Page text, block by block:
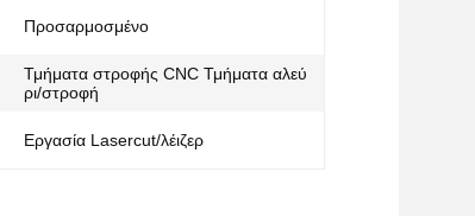
Προσαρμοσμένο
Τμήματα στροφής CNC Τμήματα αλεύ
ρι/στροφή
Εργασία Lasercut/λέιζερ